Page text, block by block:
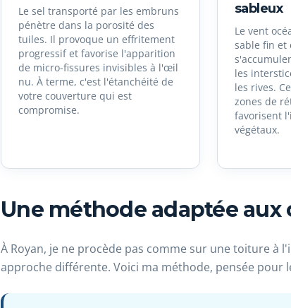
Le sel transporté par les embruns
pénètre dans la porosité des
tuiles. Il provoque un effritement
progressif et favorise l'apparition
de micro-fissures invisibles à l'œil
nu. À terme, c'est l'étanchéité de
votre couverture qui est
compromise.
sableux
Le vent
sable fin et
les
les rives.
zones de
favorisent
végétaux.
Une méthode adaptée
À Royan, je ne procède pas comme sur une toiture à
approche différente. Voici ma méthode, pensée pour